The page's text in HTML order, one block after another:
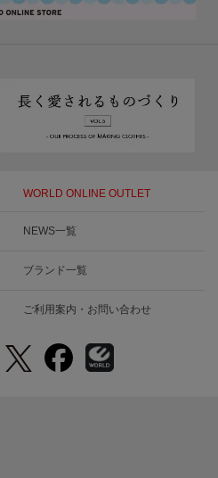
WORLD ONLINE OUTLET
NEWS一覧
ブランド一覧
ご利用案内・お問い合わせ